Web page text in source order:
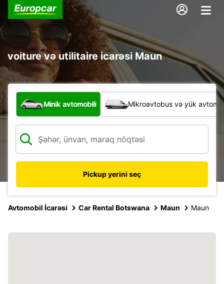
voiture və utilitaire icarəsi Maun
Hansı növ nəqliyyat vasitəsi?
Minik avtomobili Mikroavtobus və yük
Pickup yerini seç
Avtomobil İcarəsi Car Rental Botswana Maun Maun